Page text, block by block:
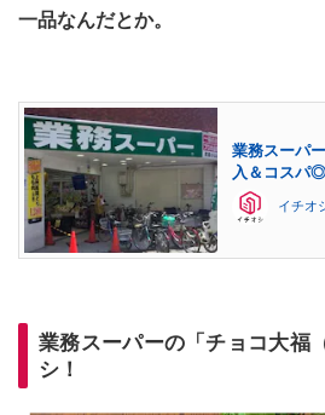
一品なんだとか。
業務スーパ
入＆コスパ
イチオ
業務スーパーの「チョコ大福
シ！